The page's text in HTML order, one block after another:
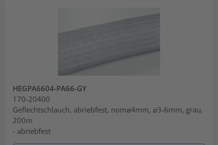
HEGPA6604-PA66-GY
170-20400
Geflechtschlauch, abriebfest, nom⌀4mm, ⌀3-6mm, grau,
200m
- abriebfest